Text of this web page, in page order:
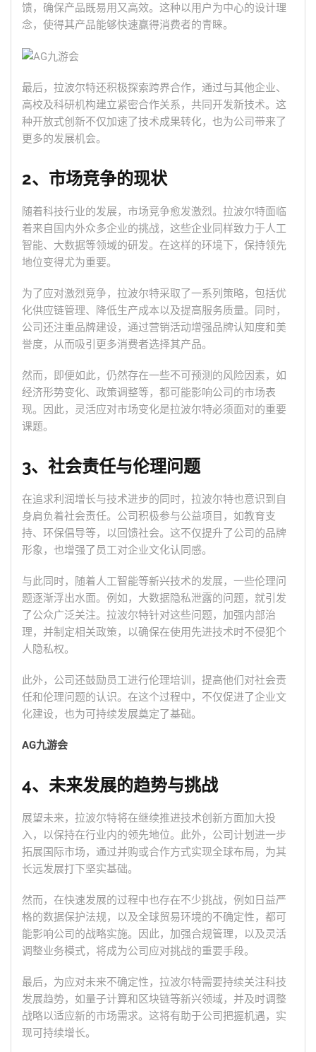
馈，确保产品既易用又高效。这种以用户为中心的设计理
念，使得其产品能够快速赢得消费者的青睐。
最后，拉波尔特还积极探索跨界合作，通过与其他企业、
高校及科研机构建立紧密合作关系，共同开发新技术。这
种开放式创新不仅加速了技术成果转化，也为公司带来了
更多的发展机会。
2、市场竞争的现状
随着科技行业的发展，市场竞争愈发激烈。拉波尔特面临
着来自国内外众多企业的挑战，这些企业同样致力于人工
智能、大数据等领域的研发。在这样的环境下，保持领先
地位变得尤为重要。
为了应对激烈竞争，拉波尔特采取了一系列策略，包括优
化供应链管理、降低生产成本以及提高服务质量。同时，
公司还注重品牌建设，通过营销活动增强品牌认知度和美
誉度，从而吸引更多消费者选择其产品。
然而，即便如此，仍然存在一些不可预测的风险因素，如
经济形势变化、政策调整等，都可能影响公司的市场表
现。因此，灵活应对市场变化是拉波尔特必须面对的重要
课题。
3、社会责任与伦理问题
在追求利润增长与技术进步的同时，拉波尔特也意识到自
身肩负着社会责任。公司积极参与公益项目，如教育支
持、环保倡导等，以回馈社会。这不仅提升了公司的品牌
形象，也增强了员工对企业文化认同感。
与此同时，随着人工智能等新兴技术的发展，一些伦理问
题逐渐浮出水面。例如，大数据隐私泄露的问题，就引发
了公众广泛关注。拉波尔特针对这些问题，加强内部治
理，并制定相关政策，以确保在使用先进技术时不侵犯个
人隐私权。
此外，公司还鼓励员工进行伦理培训，提高他们对社会责
任和伦理问题的认识。在这个过程中，不仅促进了企业文
化建设，也为可持续发展奠定了基础。
AG九游会
4、未来发展的趋势与挑战
展望未来，拉波尔特将在继续推进技术创新方面加大投
入，以保持在行业内的领先地位。此外，公司计划进一步
拓展国际市场，通过并购或合作方式实现全球布局，为其
长远发展打下坚实基础。
然而，在快速发展的过程中也存在不少挑战，例如日益严
格的数据保护法规，以及全球贸易环境的不确定性，都可
能影响公司的战略实施。因此，加强合规管理，以及灵活
调整业务模式，将成为公司应对挑战的重要手段。
最后，为应对未来不确定性，拉波尔特需要持续关注科技
发展趋势，如量子计算和区块链等新兴领域，并及时调整
战略以适应新的市场需求。这将有助于公司把握机遇，实
现可持续增长。